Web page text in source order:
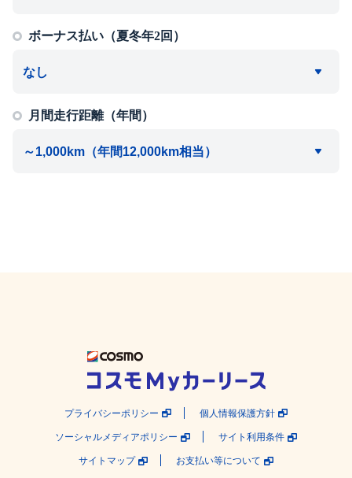
ボーナス払い（夏冬年2回）
月間走行距離（年間）
プライバシーポリシー 個人情報保護方針
ソーシャルメディアポリシー サイト利用条件
サイトマップ お支払い等について